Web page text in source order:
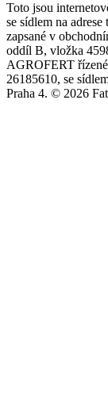
Toto jsou
se sídlem na
zapsané v
oddíl B, vložka
AGROFERT
26185610, se
Praha 4. © 2026